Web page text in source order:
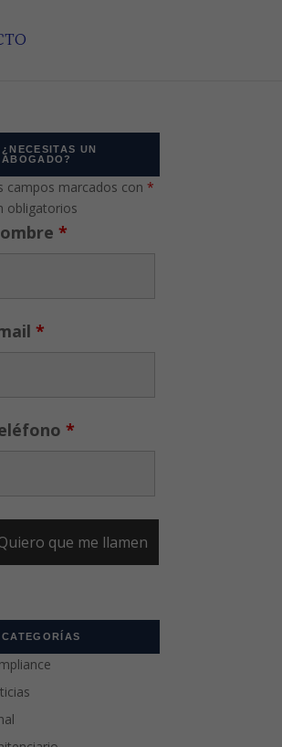
¿NECESITAS UN
ABOGADO?
campos marcados con*
obligatorios
*
*
*
CATEGORÍAS